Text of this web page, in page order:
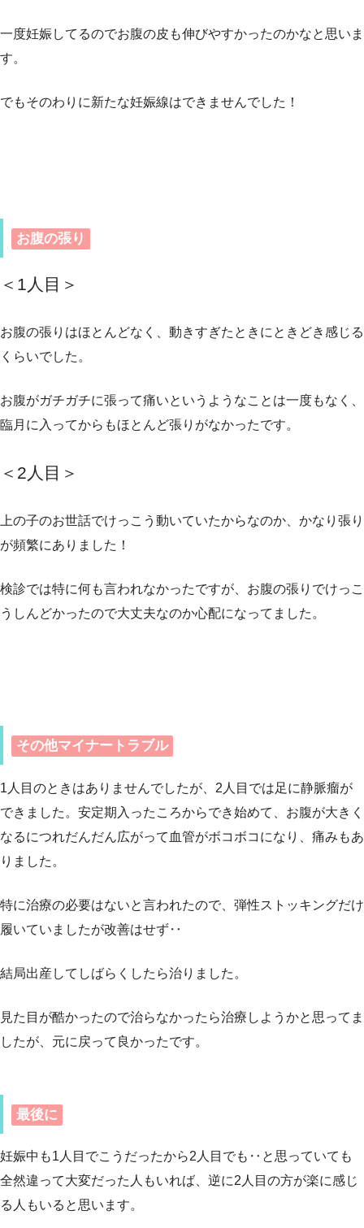
一度妊娠してるのでお腹の皮も伸びやすかったのかなと思いま
す。
でもそのわりに新たな妊娠線はできませんでした！
お腹の張り
＜1人目 ＞
お腹の張りはほとんどなく、動きすぎたときにときどき感じる
くらいでした。
お腹がガチガチに張って痛いというようなことは一度もなく、
臨月に入ってからもほとんど張りがなかったです。
＜2人目 ＞
上の子のお世話でけっこう動いていたからなのか、かなり張り
が頻繁にありました！
検診では特に何も言われなかったですが、お腹の張りでけっこ
うしんどかったので大丈夫なのか心配になってました。
その他マイナートラブル
1人目のときはありませんでしたが、2人目では足に静脈瘤が
できました。安定期入ったころからでき始めて、お腹が大きく
なるにつれだんだん広がって血管がボコボコになり、痛みもあ
りました。
特に治療の必要はないと言われたので、弾性ストッキングだけ
履いていましたが改善はせず‥
結局出産してしばらくしたら治りました。
見た目が酷かったので治らなかったら治療しようかと思ってま
したが、元に戻って良かったです。
最後に
妊娠中も1人目でこうだったから2人目でも‥と思っていても
全然違って大変だった人もいれば、逆に2人目の方が楽に感じ
る人もいると思います。